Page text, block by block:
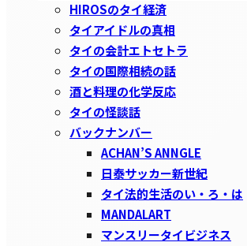
HIROSのタイ経済
タイアイドルの真相
タイの会計エトセトラ
タイの国際相続の話
酒と料理の化学反応
タイの怪談話
バックナンバー
ACHAN’S ANNGLE
日泰サッカー新世紀
タイ法的生活のい・ろ・は
MANDALART
マンスリータイビジネス